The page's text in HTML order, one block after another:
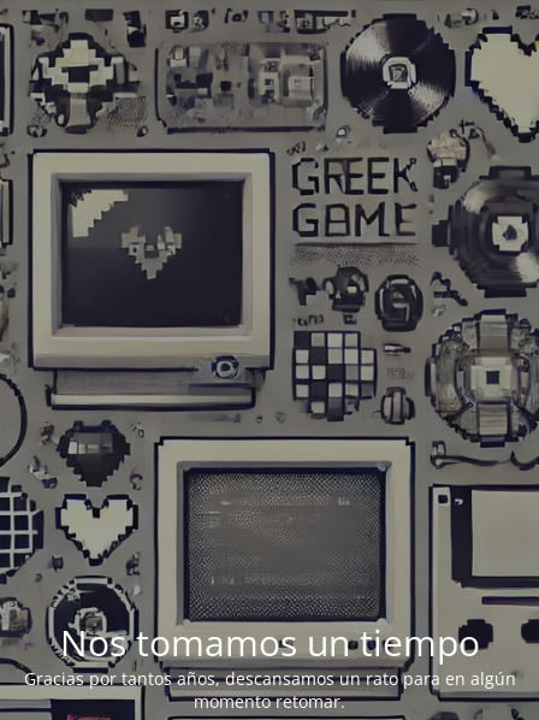
Nos tomamos un tiempo
Gracias por tantos años, descansamos un rato para en algún
momento retomar.